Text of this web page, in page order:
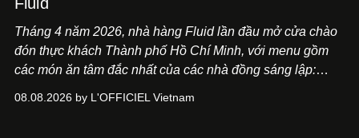
Tháng 4 năm 2026, nhà hàng Fluid lần đầu mở cửa chào
đón thực khách Thành phố Hồ Chí Minh, với menu gồm
các món ăn tâm đắc nhất của các nhà đồng sáng lập:
món ăn đa dạng từ Á đến Âu nhanh chóng được yêu thích
08.08.2026 by L'OFFICIEL Vietnam